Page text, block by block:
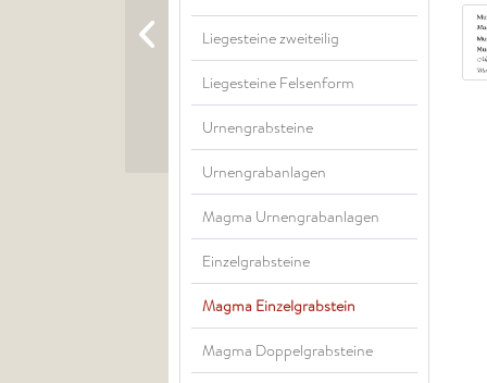
Liegesteine zweiteilig
Liegesteine Felsenform
Urnengrabsteine
Urnengrabanlagen
Magma Urnengrabanlagen
Einzelgrabsteine
Magma Einzelgrabstein
Magma Doppelgrabsteine